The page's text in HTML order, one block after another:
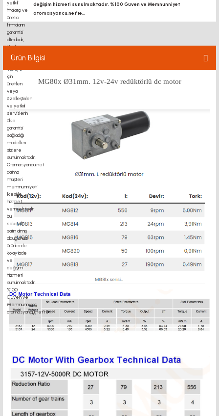
değişim hizmeti sunulmaktadır. %100 Güven ve Memnunniyet
otomasyoncu.net’te...
Ürün Bilgisi
MG80x Ø31mm. 12v-24v redüktörlü dc motor